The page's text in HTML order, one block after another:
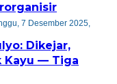
7 Desember 2025,
Dikejar,
Kayu — Tiga